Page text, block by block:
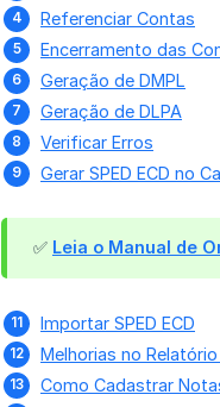
Referenciar Contas
Encerramento das
Geração de DMPL
Geração de DLPA
Verificar Erros
Gerar SPED ECD no
✅ Leia o Manual de
Importar SPED ECD
Melhorias no
Como Cadastrar